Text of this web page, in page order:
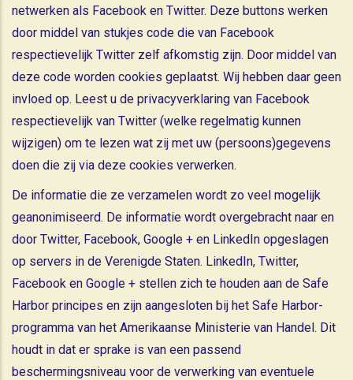
netwerken als Facebook en Twitter. Deze buttons werken
door middel van stukjes code die van Facebook
respectievelijk Twitter zelf afkomstig zijn. Door middel van
deze code worden cookies geplaatst. Wij hebben daar geen
invloed op. Leest u de privacyverklaring van Facebook
respectievelijk van Twitter (welke regelmatig kunnen
wijzigen) om te lezen wat zij met uw (persoons)gegevens
doen die zij via deze cookies verwerken.
De informatie die ze verzamelen wordt zo veel mogelijk
geanonimiseerd. De informatie wordt overgebracht naar en
door Twitter, Facebook, Google + en LinkedIn opgeslagen
op servers in de Verenigde Staten. LinkedIn, Twitter,
Facebook en Google + stellen zich te houden aan de Safe
Harbor principes en zijn aangesloten bij het Safe Harbor-
programma van het Amerikaanse Ministerie van Handel. Dit
houdt in dat er sprake is van een passend
beschermingsniveau voor de verwerking van eventuele